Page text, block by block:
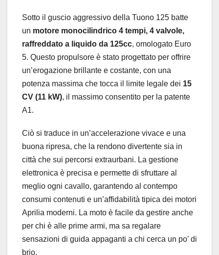
Sotto il guscio aggressivo della Tuono 125 batte
un motore monocilindrico 4 tempi, 4 valvole,
raffreddato a liquido da 125cc, omologato Euro
5. Questo propulsore è stato progettato per offrire
un’erogazione brillante e costante, con una
potenza massima che tocca il limite legale dei 15
CV (11 kW), il massimo consentito per la patente
A1.
Ciò si traduce in un’accelerazione vivace e una
buona ripresa, che la rendono divertente sia in
città che sui percorsi extraurbani. La gestione
elettronica è precisa e permette di sfruttare al
meglio ogni cavallo, garantendo al contempo
consumi contenuti e un’affidabilità tipica dei motori
Aprilia moderni. La moto è facile da gestire anche
per chi è alle prime armi, ma sa regalare
sensazioni di guida appaganti a chi cerca un po’ di
brio.